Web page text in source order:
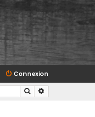
Connexion
Rechercher